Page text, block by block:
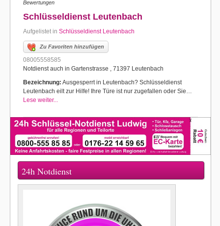
Bewertungen
Schlüsseldienst Leutenbach
Aufgelistet in Schlüsseldienst Leutenbach
Zu Favoriten hinzufügen
08005558585
Notdienst auch in Gartenstrasse , 71397 Leutenbach
Bezeichnung: Ausgesperrt in Leutenbach? Schlüsseldienst
Leutenbach eilt zur Hilfe! Ihre Türe ist nur zugefallen oder Sie…
Lese weiter...
24h Notdienst